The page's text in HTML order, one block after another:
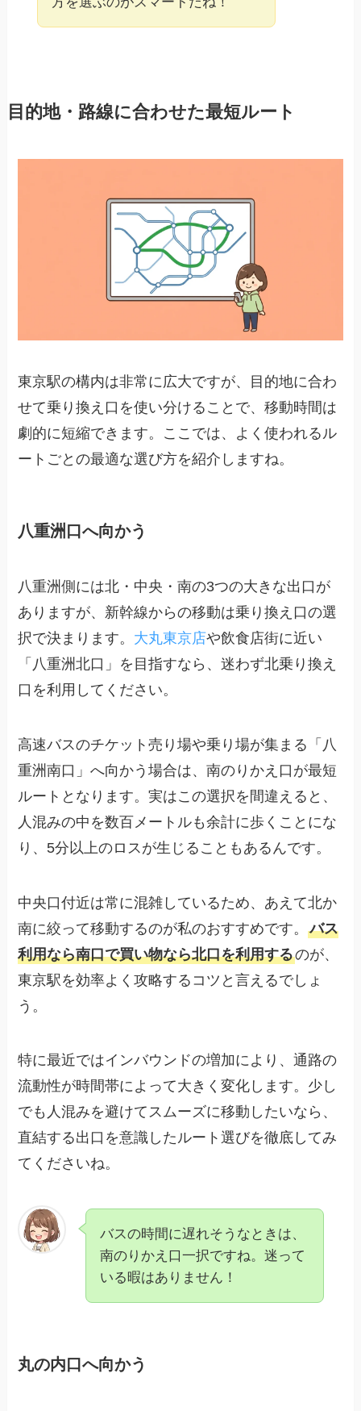
目的地・路線に合わせた最短ルート
東京駅の構内は非常に広大ですが、目的地に合わ
せて乗り換え口を使い分けることで、移動時間は
劇的に短縮できます。ここでは、よく使われるル
ートごとの最適な選び方を紹介しますね。
八重洲口へ向かう
八重洲側には北・中央・南の3つの大きな出口が
ありますが、新幹線からの移動は乗り換え口の選
択で決まります。 大丸東京店や飲食店街に近い
「八重洲北口」を目指すなら、迷わず北乗り換え
口を利用してください。
高速バスのチケット売り場や乗り場が集まる「八
重洲南口」へ向かう場合は、南のりかえ口が最短
ルートとなります。実はこの選択を間違えると、
人混みの中を数百メートルも余計に歩くことにな
り、5分以上のロスが生じることもあるんです。
中央口付近は常に混雑しているため、あえて北か
南に絞って移動するのが私のおすすめです。バス
利用なら南口で買い物なら北口を利用するのが、
東京駅を効率よく攻略するコツと言えるでしょ
う。
特に最近ではインバウンドの増加により、通路の
流動性が時間帯によって大きく変化します。少し
でも人混みを避けてスムーズに移動したいなら、
直結する出口を意識したルート選びを徹底してみ
てくださいね。
バスの時間に遅れそうなときは、
南のりかえ口一択ですね。迷って
いる暇はありません！
丸の内口へ向かう